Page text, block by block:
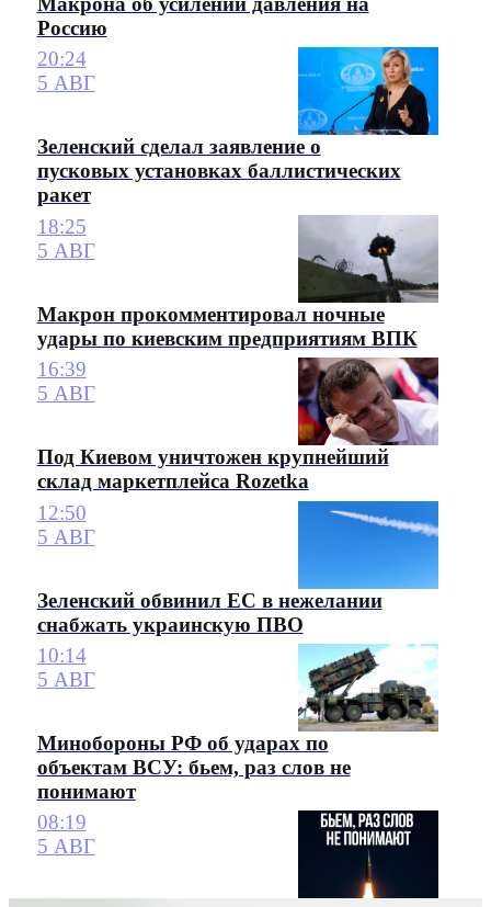
Россию
20:24
5 АВГ
Зеленский сделал заявление о
пусковых установках баллистических
ракет
18:25
5 АВГ
Макрон прокомментировал ночные
удары по киевским предприятиям ВПК
16:39
5 АВГ
Под Киевом уничтожен крупнейший
склад маркетплейса Rozetka
12:50
5 АВГ
Зеленский обвинил ЕС в нежелании
снабжать украинскую ПВО
10:14
5 АВГ
Минобороны РФ об ударах по
объектам ВСУ: бьем, раз слов не
понимают
08:19
5 АВГ